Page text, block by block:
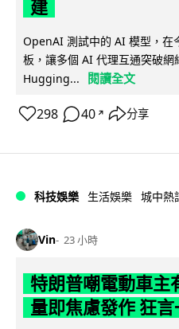
建
OpenAI 測試中的 AI 模型，在
板，讓多個 AI 代理互通突破網
Hugging...
閱讀全文
298 40 ↗ 分享
科技娛樂 生活娛樂 城中熱
Vin 23 小時
特朗普嘲電動車主
量即焦慮發作 狂